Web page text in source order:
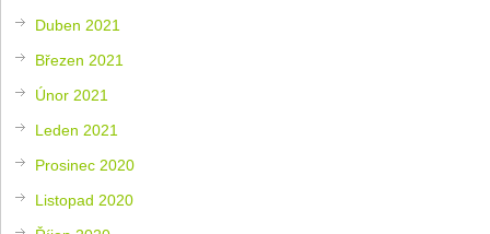
Duben 2021
Březen 2021
Únor 2021
Leden 2021
Prosinec 2020
Listopad 2020